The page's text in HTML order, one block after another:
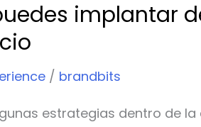
implantar
/ brandbits
estrategias dentro de la